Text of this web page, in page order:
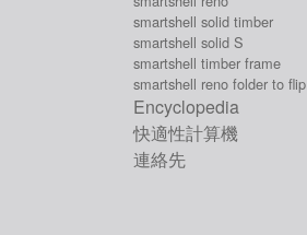
smartshell solid timber
smartshell solid S
smartshell timber frame
smartshell reno folder to flip
Encyclopedia
快適性計算機
連絡先